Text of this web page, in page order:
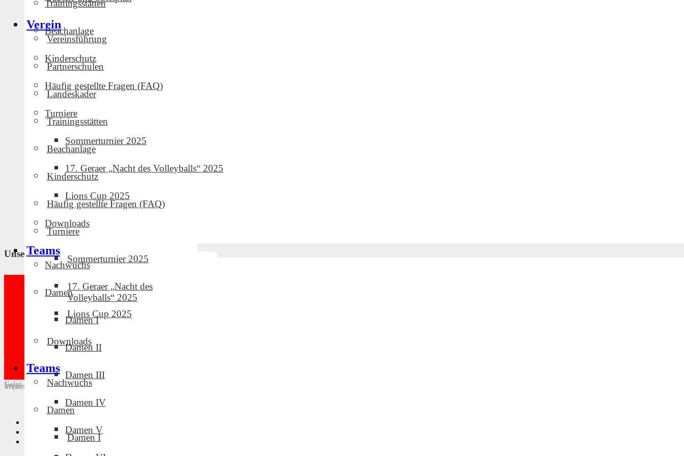
Trainingsstätten
Beachanlage
Kinderschutz
Häufig gestellte Fragen (FAQ)
Turniere
Sommerturnier 2025
17. Geraer „Nacht des Volleyballs“ 2025
Lions Cup 2025
Downloads
Teams
Nachwuchs
Damen
Damen I
Damen II
Damen III
Damen IV
Damen V
Verein
Vereinsführung
Partnerschulen
Landeskader
Trainingsstätten
Beachanlage
Kinderschutz
Häufig gestellte Fragen (FAQ)
Turniere
Sommerturnier 2025
17. Geraer „Nacht des
Volleyballs“ 2025
Lions Cup 2025
Downloads
Teams
Nachwuchs
Damen
Damen I
Details
Datum: Januar 31
11:00 - 15:00
Eintritt:
Heimspiel
Website: nan
Unsere Partner und Sponsoren
Folgt uns in den sozialen Medien!
Weitere Links
Impressum ·Downloads·
Historie der Privatsphäre-Einstellungen
Einwilligungen widerrufen